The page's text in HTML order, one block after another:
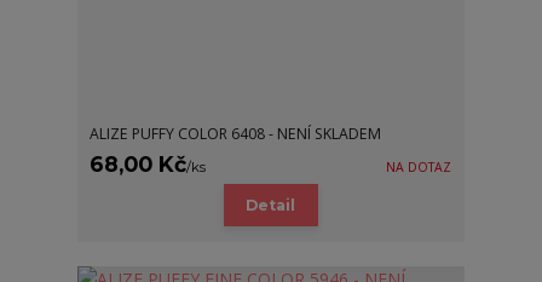
ALIZE PUFFY COLOR 6408 - NENÍ SKLADEM
68,00 Kč/ks NA DOTAZ
Detail